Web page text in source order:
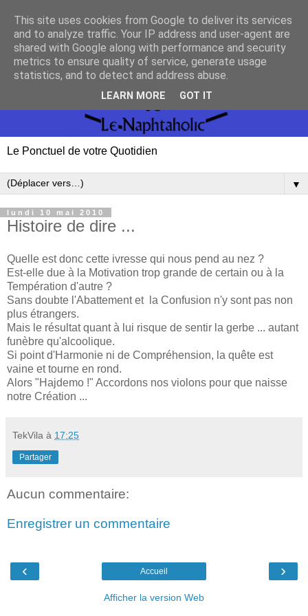
Le Ponctuel de votre Quotidien
▼
lundi 10 mai 2010
Histoire de dire ...
Quelle est donc cette ivresse qui nous pend au nez ?
Est-elle due à la Motivation trop grande de certain ou à la
Températion d'autre ?
Sans doubte l'Abattement et la Confusion n'y sont pas non
plus étrangers.
Mais le résultat quant à lui risque de sentir la gerbe ... autant
funèbre qu'alcoolique.
Si point d'Harmonie ni de Compréhension, la quête est
vaine et tourne en rond.
Alors "Hajdemo !" Accordons nos violons pour que naisse
notre Création ...
TekVila à 17:25
Partager
Aucun commentaire:
Enregistrer un commentaire
‹ ›
Accueil
Afficher la version Web
This site uses cookies from Google to deliver its services
and to analyze traffic. Your IP address and user-agent are
shared with Google along with performance and security
metrics to ensure quality of service, generate usage
statistics, and to detect and address abuse.
LEARN MORE GOT IT